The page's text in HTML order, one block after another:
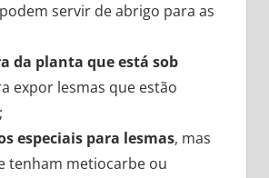
servir de abrigo para as
da planta que está sob
expor lesmas que estão
especiais para lesmas, mas
tenham metiocarbe ou